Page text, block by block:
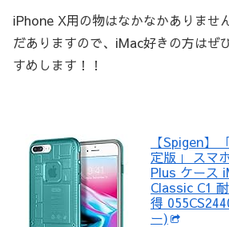
iPhone X用の物はなかなかありませ
だありますので、iMac好きの方はぜ
すめします！！
【Spigen】
定版」 スマ
Plus ケース
Classic C1
得
ー)